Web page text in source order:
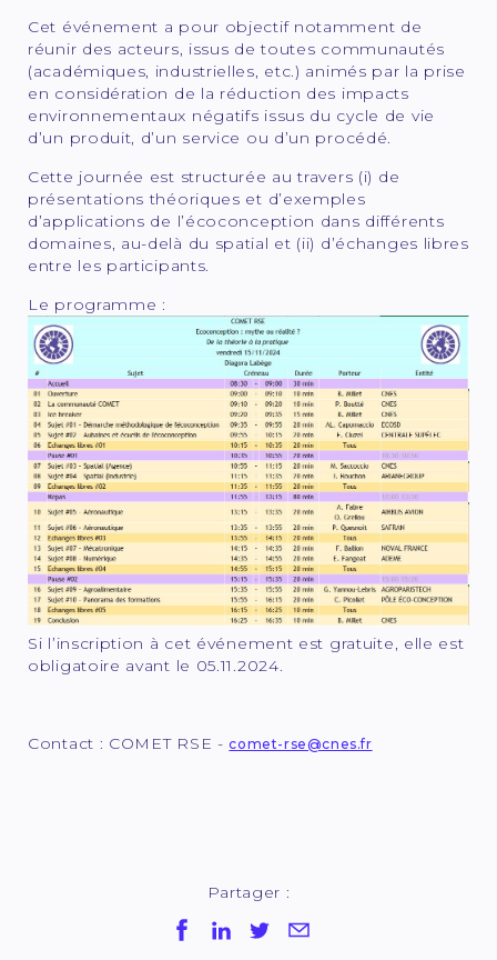
Cet événement a pour objectif notamment de
réunir des acteurs, issus de toutes communautés
(académiques, industrielles, etc.) animés par la prise
en considération de la réduction des impacts
environnementaux négatifs issus du cycle de vie
d’un produit, d’un service ou d’un procédé.
Cette journée est structurée au travers (i) de
présentations théoriques et d’exemples
d’applications de l’écoconception dans différents
domaines, au-delà du spatial et (ii) d’échanges libres
entre les participants.
Le programme :
Si l’inscription à cet événement est gratuite, elle est
obligatoire avant le 05.11.2024.
Contact : COMET RSE -comet-rse@cnes.fr
Partager :